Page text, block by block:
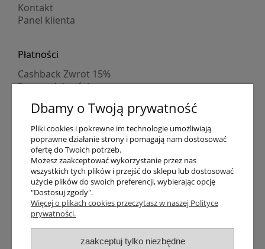
Kontakt
Panel klienta
Płatności
Cashback Zwrot 15%
Formy płatności
Numer konta
PayPo kupujesz, nie płacisz
Progi rabatowe
Promocje
Dostawa
Czas wysyłki
Dostawa
Śledzenie przesyłki GLS
Śledzenie przesyłki DPD
Dbamy o Twoją prywatność
Pliki cookies i pokrewne im technologie umożliwiają
poprawne działanie strony i pomagają nam dostosować
ofertę do Twoich potrzeb.
Możesz zaakceptować wykorzystanie przez nas
wszystkich tych plików i przejść do sklepu lub dostosować
użycie plików do swoich preferencji, wybierając opcję
"Dostosuj zgody".
Więcej o plikach cookies przeczytasz w naszej Polityce
prywatności.
zaakceptuj tylko niezbędne